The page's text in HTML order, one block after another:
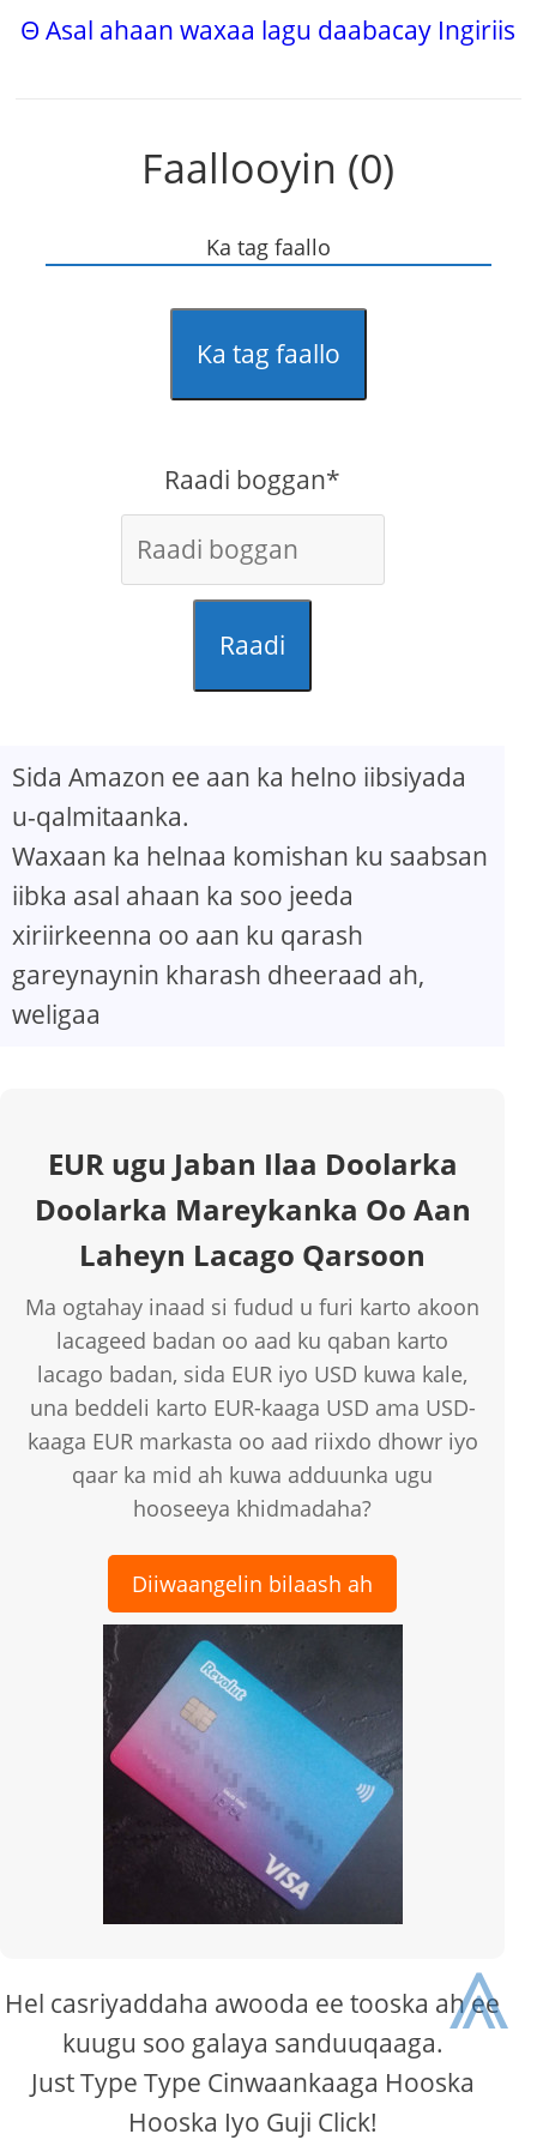
Θ Asal ahaan waxaa lagu daabacay Ingiriis
Faallooyin (0)
Ka tag faallo
Ka tag faallo
Raadi boggan*
Raadi
Sida Amazon ee aan ka helno iibsiyada
u-qalmitaanka.
Waxaan ka helnaa komishan ku saabsan
iibka asal ahaan ka soo jeeda
xiriirkeenna oo aan ku qarash
gareynaynin kharash dheeraad ah,
weligaa
EUR ugu Jaban Ilaa Doolarka
Doolarka Mareykanka Oo Aan
Laheyn Lacago Qarsoon
Ma ogtahay inaad si fudud u furi karto akoon
lacageed badan oo aad ku qaban karto
lacago badan, sida EUR iyo USD kuwa kale,
una beddeli karto EUR-kaaga USD ama USD-
kaaga EUR markasta oo aad riixdo dhowr iyo
qaar ka mid ah kuwa adduunka ugu
hooseeya khidmadaha?
Diiwaangelin bilaash ah
Hel casriyaddaha awooda ee tooska ah ee
kuugu soo galaya sanduuqaaga.
Just Type Type Cinwaankaaga Hooska
Hooska Iyo Guji Click!
⩓